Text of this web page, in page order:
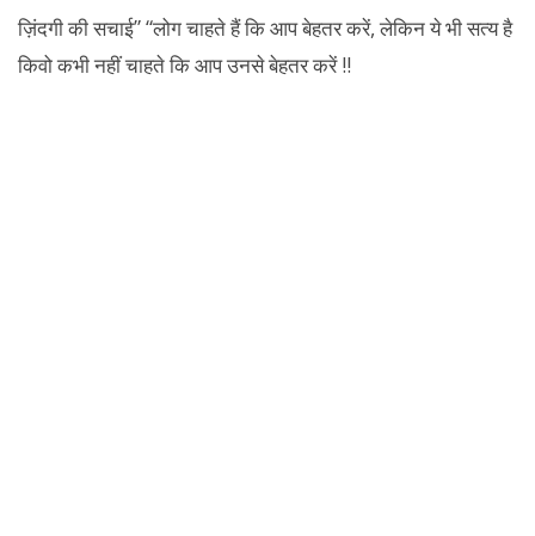
ज़िंदगी की सचाई” “लोग चाहते हैं कि आप बेहतर करें, लेकिन ये भी सत्य है
किवो कभी नहीं चाहते कि आप उनसे बेहतर करें !!